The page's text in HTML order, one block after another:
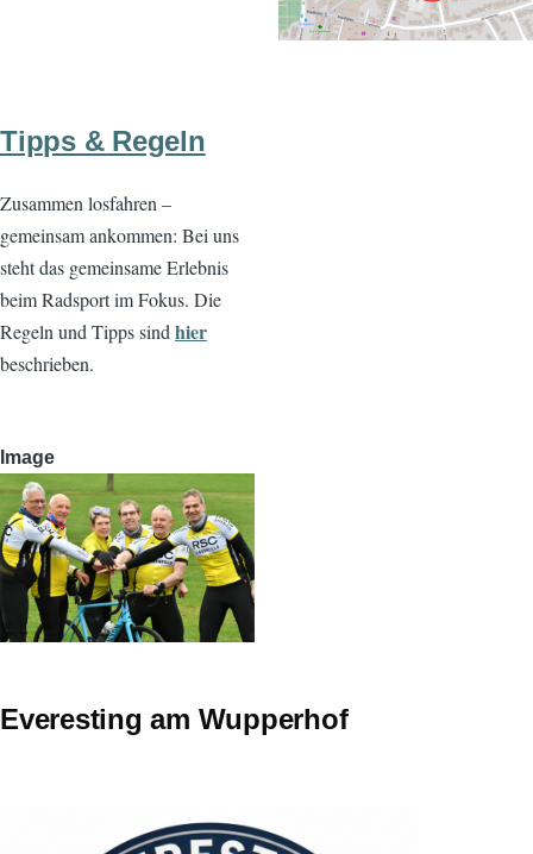
Tipps & Regeln
Zusammen losfahren –
gemeinsam ankommen: Bei uns
steht das gemeinsame Erlebnis
beim Radsport im Fokus. Die
Regeln und Tipps sind hier
beschrieben.
Image
Everesting am Wupperhof